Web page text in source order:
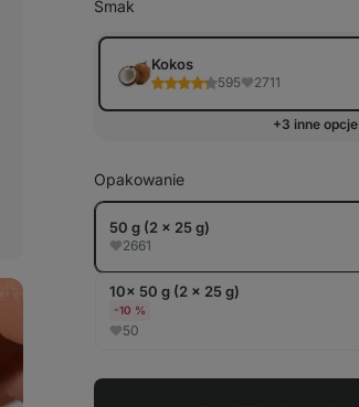
Smak
Kokos
595 2711
+3 inne opcje
Opakowanie
50 g (2 x 25 g)
2661
10× 50 g (2 x 25 g)
-10 %
50